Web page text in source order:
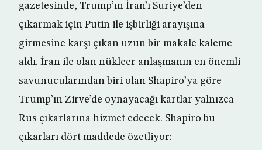
gazetesinde, Trump’ın İran’ı Suriye’den
çıkarmak için Putin ile işbirliği arayışına
girmesine karşı çıkan uzun bir makale kaleme
aldı. İran ile olan nükleer anlaşmanın en önemli
savunucularından biri olan Shapiro’ya göre
Trump’ın Zirve’de oynayacağı kartlar yalnızca
Rus çıkarlarına hizmet edecek. Shapiro bu
çıkarları dört maddede özetliyor: